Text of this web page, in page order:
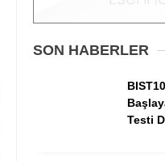
SON HABERLER
Testi